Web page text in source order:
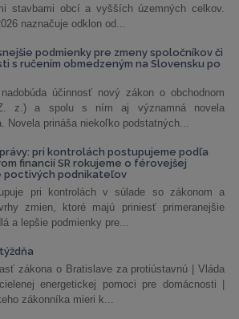
stavbami obcí a vyšších územných celkov.
naznačuje odklon od...
podmienky pre zmeny spoločníkov či
s ručením obmedzeným na Slovensku po
účinnosť nový zákon o obchodnom
z.) a spolu s ním aj významná novela
Novela prináša niekoľko podstatných...
pri kontrolách postupujeme podľa
financií SR rokujeme o férovejšej
poctivých podnikateľov
pri kontrolách v súlade so zákonom a
zmien, ktoré majú priniesť primeranejšie
a lepšie podmienky pre...
zákona o Bratislave za protiústavnú | Vláda
energetickej pomoci pre domácnosti |
zákonníka mieri k...